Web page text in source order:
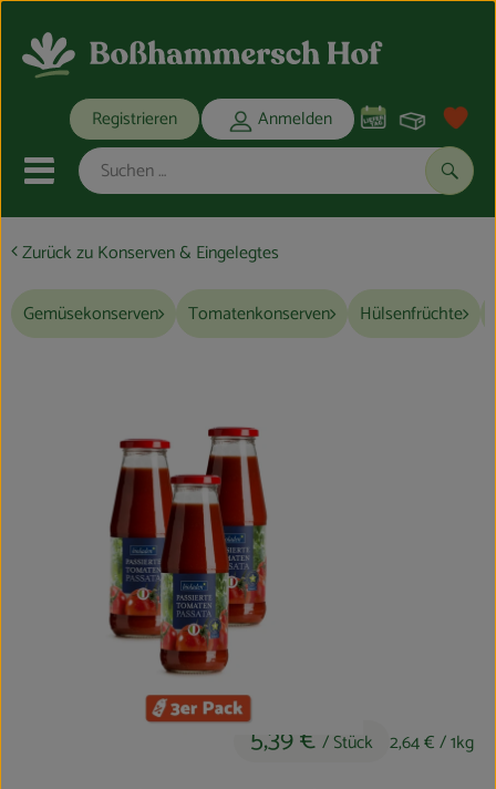
Registrieren Anmelden
Mobiles Menu öffnen oder
Bio-Kochkisten
REGIONALES
Obst & Gemüse
Kühltheke
Zurück zu Konserven & Eingelegtes
Gemüsekonserven Tomatenkonserven Hülsenfrüchte
5,39 € / Stück 2,64 €/ 1kg